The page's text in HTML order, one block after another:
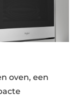
oven, een